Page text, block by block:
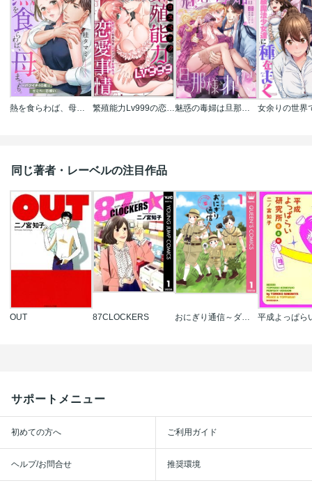
熱を食らわば、母までも。～バツイチ４０歳は想定外に恋煩い【フルカラー】 繁殖能力Lv999の恋愛事情 ―幼なじみ候爵令息とのウブあま新婚生活―（単話版） 魅惑の毒婦は旦那様をオトしたい
同じ著者・レーベルの注目作品
OUT 87CLOCKERS
サポートメニュー
初めての方へ ご利用ガイド
ヘルプ/お問合せ 推奨環境